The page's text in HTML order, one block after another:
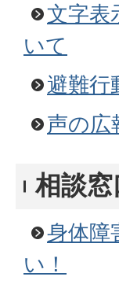
文字表
いて
避難行
声の広
相談窓
身体障
い！